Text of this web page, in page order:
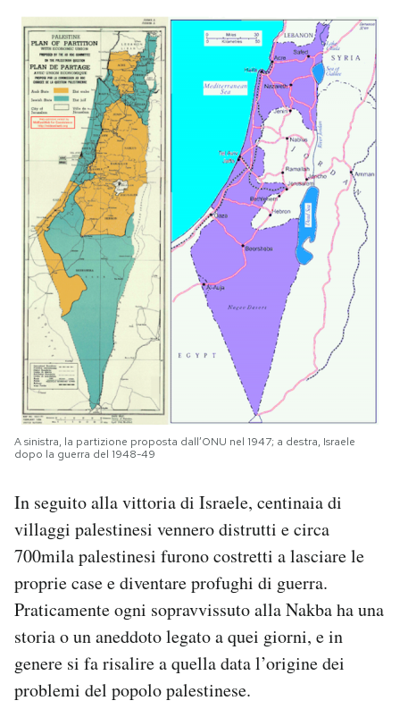
A sinistra, la partizione proposta dall’ONU nel 1947; a destra, Israele
dopo la guerra del 1948-49
In seguito alla vittoria di Israele, centinaia di
villaggi palestinesi vennero distrutti e circa
700mila palestinesi furono costretti a lasciare le
proprie case e diventare profughi di guerra.
Praticamente ogni sopravvissuto alla Nakba ha una
storia o un aneddoto legato a quei giorni, e in
genere si fa risalire a quella data l’origine dei
problemi del popolo palestinese.